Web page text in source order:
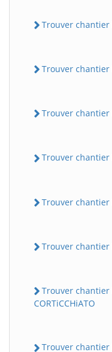
Trouver chantier
Trouver chantier
Trouver chantier
Trouver chantier
Trouver chantier
Trouver chantier
Trouver chantier
CORTiCCHiATO
Trouver chantier